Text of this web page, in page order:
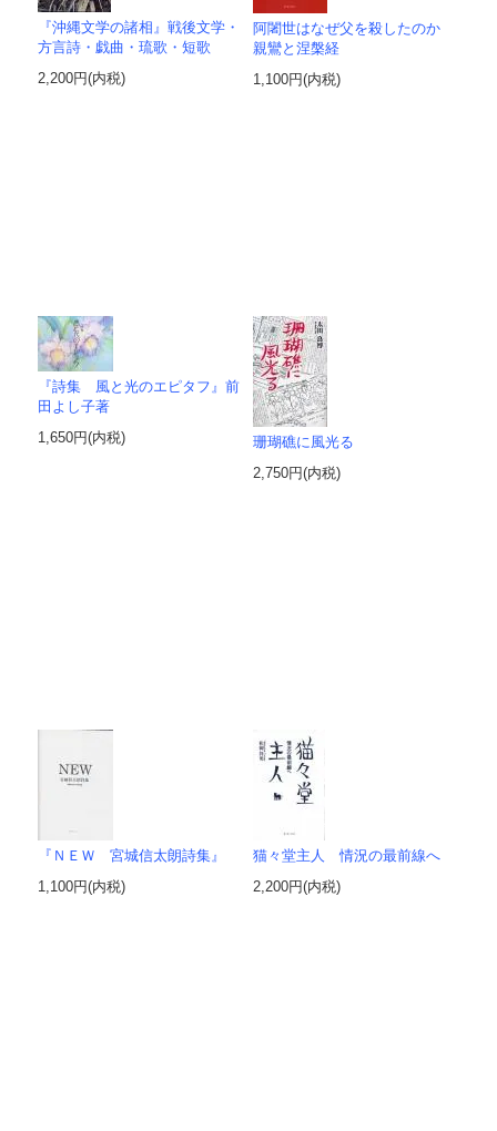
『沖縄文学の諸相』戦後文学・
方言詩・戯曲・琉歌・短歌
2,200円(内税)
阿闍世はなぜ父を殺したのか
親鸞と涅槃経
1,100円(内税)
『詩集 風と光のエピタフ』前
田よし子著
1,650円(内税)
珊瑚礁に風光る
2,750円(内税)
『ＮＥＷ 宮城信太朗詩集』
1,100円(内税)
猫々堂主人 情況の最前線へ
2,200円(内税)